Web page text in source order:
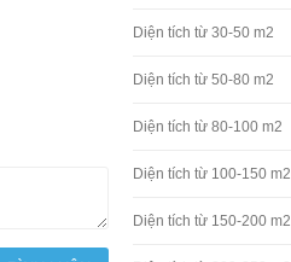
Diện tích từ 30-50 m2
Diện tích từ 50-80 m2
Diện tích từ 80-100 m2
Diện tích từ 100-150 m2
Diện tích từ 150-200 m2